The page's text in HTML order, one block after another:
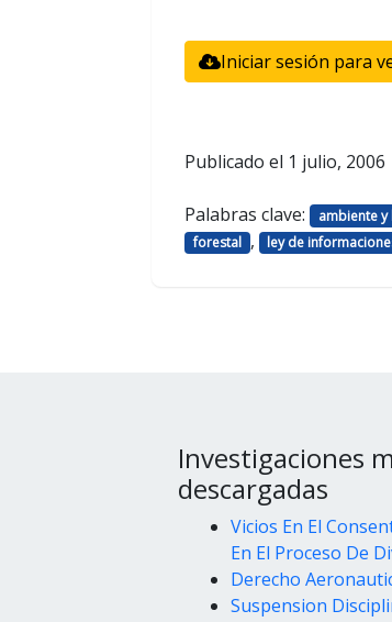
Iniciar sesión para
Publicado el 1 julio, 2006
Palabras clave: ambiente
forestal , ley de
Investigaciones
descargadas
Vicios En El
En El Proceso De
Derecho
Suspension